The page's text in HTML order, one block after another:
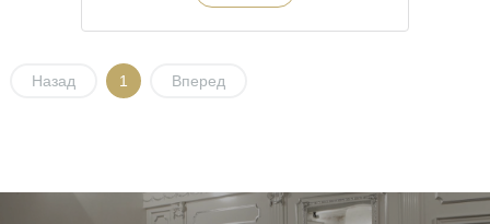
Назад 1 Вперед